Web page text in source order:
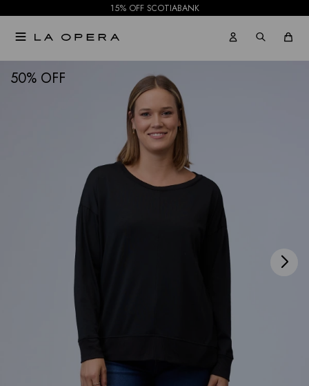
15% OFF SCOTIABANK

50 NOTIFICARME